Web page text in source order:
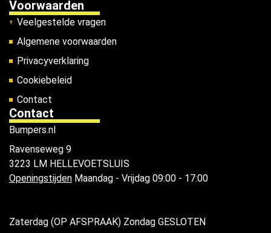
Voorwaarden
Veelgestelde vragen
Algemene voorwaarden
Privacyverklaring
Cookiebeleid
Contact
Contact
Bumpers.nl
Ravenseweg 9
3223 LM HELLEVOETSLUIS
Openingstijden Maandag - Vrijdag 09:00 - 17:00
Zaterdag (OP AFSPRAAK) Zondag GESLOTEN